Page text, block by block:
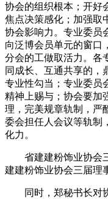
协会的组织根本；开好
焦点决策感化；加强取
协会影响力。专业委员
向泛博会员单元的窗口
分会的工做取活力。各
同成长、互通共享的，
专业性勾当；专业委员
精神上赐与；协会要加
理，完美规章轨制，严
委会担任人会议等轨制
化力。
省建建粉饰业协会三
建建粉饰业协会三届理
同时，郑秘书长对协